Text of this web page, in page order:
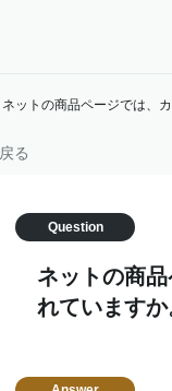
ネットの商品ページでは、
戻る
ネットの商
れていますか